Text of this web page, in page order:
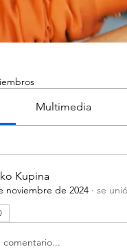
Multimedia
Kupina
noviembre de 2024 · se
comentario...